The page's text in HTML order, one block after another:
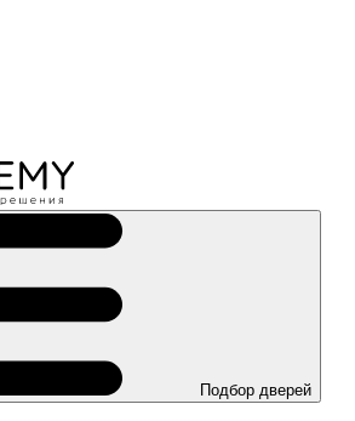
Подбор дверей